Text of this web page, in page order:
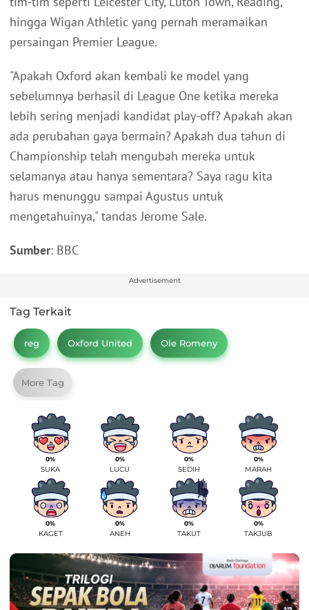
hingga Wigan Athletic yang pernah meramaikan
persaingan Premier League.
"Apakah Oxford akan kembali ke model yang
sebelumnya berhasil di League One ketika mereka
lebih sering menjadi kandidat play-off? Apakah akan
ada perubahan gaya bermain? Apakah dua tahun di
Championship telah mengubah mereka untuk
selamanya atau hanya sementara? Saya ragu kita
harus menunggu sampai Agustus untuk
mengetahuinya," tandas Jerome Sale.
Sumber: BBC
Advertisement
Tag Terkait
reg Oxford United Ole Romeny
More Tag
0%
SUKA
0%
LUCU
0%
SEDIH
0%
MARAH
0%
KAGET
0%
ANEH
0%
TAKUT
0%
TAKJUB